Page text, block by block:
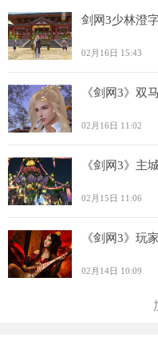
剑网3少林澄
02月16日 15:43
《剑网3》双
02月16日 11:02
《剑网3》主
02月15日 11:06
《剑网3》玩
02月14日 10:09